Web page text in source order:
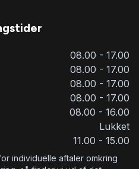
08.00 - 17.00
08.00 - 17.00
08.00 - 17.00
08.00 - 17.00
08.00 - 16.00
Lukket
11.00 - 15.00
individuelle aftaler omkring